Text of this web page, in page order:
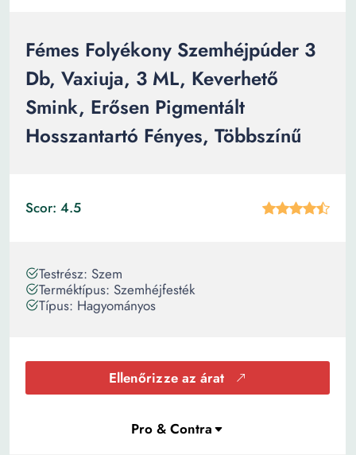
Fémes Folyékony Szemhéjpúder 3
Db, Vaxiuja, 3 ML, Keverhető
Smink, Erősen Pigmentált
Hosszantartó Fényes, Többszínű
Scor: 4.5
Testrész: Szem
Terméktípus: Szemhéjfesték
Típus: Hagyományos
Ellenőrizze az árat